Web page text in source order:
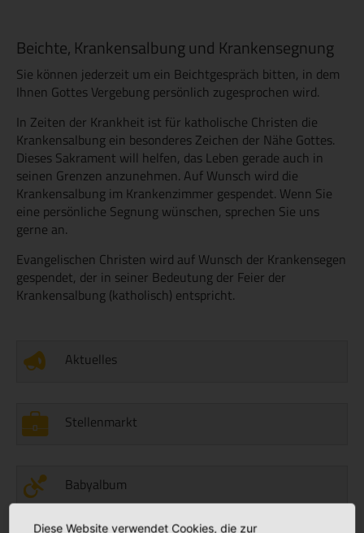
Beichte, Krankensalbung und Krankensegnung
Sie können jederzeit um ein Beichtgespräch bitten, in dem
Ihnen Gottes Vergebung persönlich zugesprochen wird.
In Zeiten der Krankheit ist für katholische Christen die
Krankensalbung ein besonderes Zeichen der Nähe Gottes.
Dieses Sakrament will helfen, das Leben gerade auch in
seinen Grenzen anzunehmen. Auf Wunsch wird die
Krankensalbung im Krankenzimmer gespendet. Wenn Sie
eine persönliche Segnung wünschen, sprechen Sie uns
gerne an.
Evangelischen Christen wird auf Wunsch der Krankensegen
gespendet, der in seiner Bedeutung der Feier der
Krankensalbung (katholisch) entspricht.
Aktuelles
Stellenmarkt
Babyalbum
Diese Website verwendet Cookies, die zur